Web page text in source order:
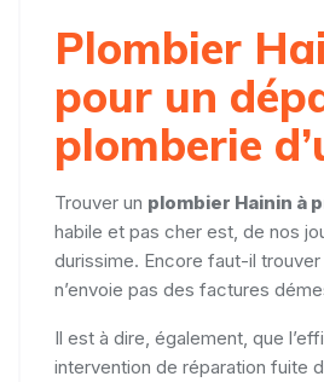
Plombier
pour un
plomberie
Trouver un plombier Hainin à
habile et pas cher est, de nos
durissime. Encore faut-il
n’envoie pas des factures
Il est à dire, également, que
intervention de réparation fuite